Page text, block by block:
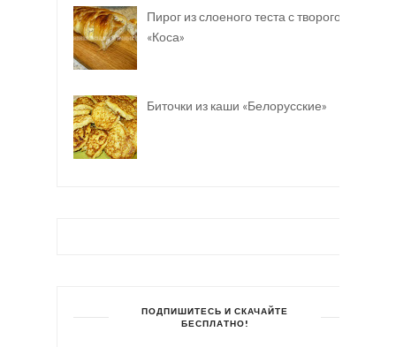
Пирог из слоеного теста с творогом
«Коса»
Биточки из каши «Белорусские»
ПОДПИШИТЕСЬ И СКАЧАЙТЕ
БЕСПЛАТНО!